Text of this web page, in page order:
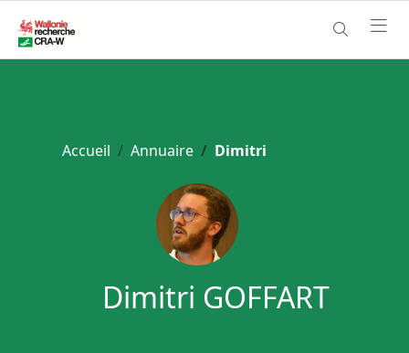
Accueil Annuaire Dimitri
Dimitri GOFFART